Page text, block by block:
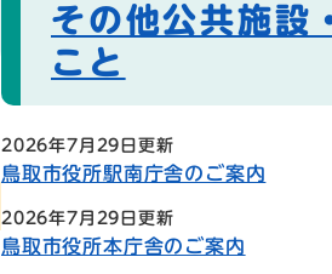
その他公共施設
こと
2026年7月29日更新
鳥取市役所駅南庁舎のご案内
2026年7月29日更新
鳥取市役所本庁舎のご案内